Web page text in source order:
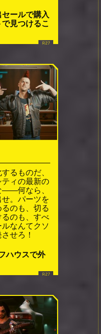
ールで購入
見つけるこ
るものだ、
ィの最新の
――何なら、
。パーツを
のも、切る
のも、すべ
なんてクソ
せろ！
ハウスで外